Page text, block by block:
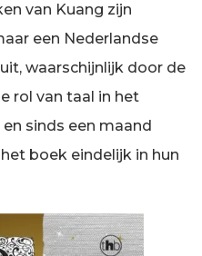
van Kuang zijn
een Nederlandse
waarschijnlijk door de
rol van taal in het
sinds een maand
boek eindelijk in hun